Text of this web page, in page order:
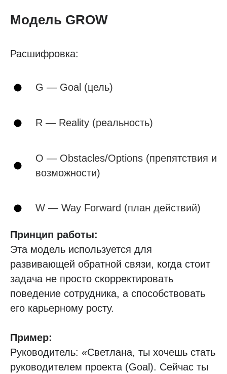
Модель GROW
Расшифровка:
G — Goal (цель)
R — Reality (реальность)
O — Obstacles/Options (препятствия и
возможности)
W — Way Forward (план действий)
Принцип работы:
Эта модель используется для
развивающей обратной связи, когда стоит
задача не просто скорректировать
поведение сотрудника, а способствовать
его карьерному росту.
Пример:
Руководитель: «Светлана, ты хочешь стать
руководителем проекта (Goal). Сейчас ты